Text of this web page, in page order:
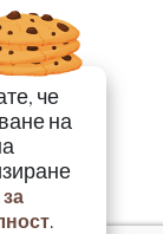
че
на
.